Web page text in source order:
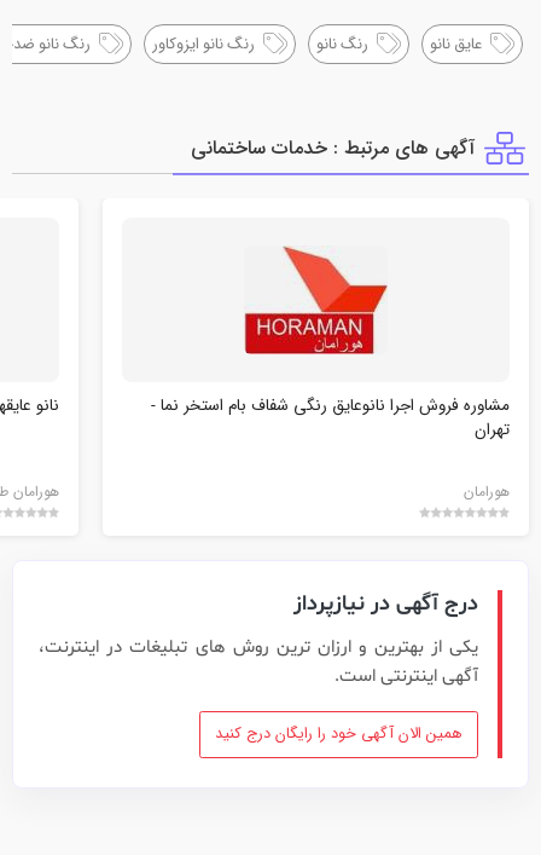
عایق نانو رنگ نانو رنگ نانو ایزوکاور رنگ نانو
آگهی های مرتبط : خدمات ساختماني
مشاوره فروش اجرا نانوعایق رنگی شفاف بام استخر نما -
تهران
هورامان
نانو
هورامان
درج آگهی در نیازپرداز
یکی از بهترین و ارزان ترین روش های تبلیغات در اینترنت،
آگهی اینترنتی است.
همین الان آگهی خود را رایگان درج کنید